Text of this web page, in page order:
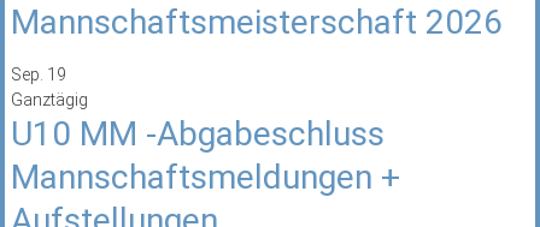
Mannschaftsmeisterschaft 2026
Sep. 19
Ganztägig
U10 MM -Abgabeschluss
Mannschaftsmeldungen +